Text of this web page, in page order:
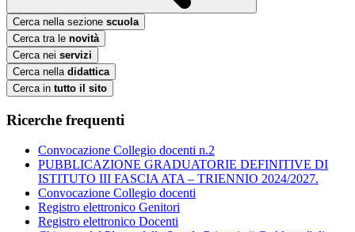
Cerca nella sezione scuola
Cerca tra le novità
Cerca nei servizi
Cerca nella didattica
Cerca in tutto il sito
Ricerche frequenti
Convocazione Collegio docenti n.2
PUBBLICAZIONE GRADUATORIE DEFINITIVE DI
ISTITUTO III FASCIA ATA – TRIENNIO 2024/2027.
Convocazione Collegio docenti
Registro elettronico Genitori
Registro elettronico Docenti